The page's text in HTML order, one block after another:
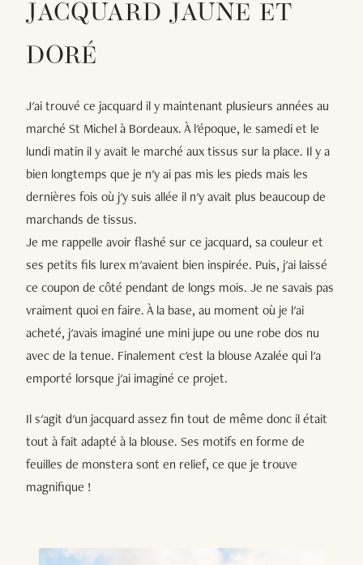
JACQUARD JAUNE ET
DORÉ
J'ai trouvé ce jacquard il y maintenant plusieurs années au
marché St Michel à Bordeaux. À l'époque, le samedi et le
lundi matin il y avait le marché aux tissus sur la place. Il y a
bien longtemps que je n'y ai pas mis les pieds mais les
dernières fois où j'y suis allée il n'y avait plus beaucoup de
marchands de tissus.
Je me rappelle avoir flashé sur ce jacquard, sa couleur et
ses petits fils lurex m'avaient bien inspirée. Puis, j'ai laissé
ce coupon de côté pendant de longs mois. Je ne savais pas
vraiment quoi en faire. À la base, au moment où je l'ai
acheté, j'avais imaginé une mini jupe ou une robe dos nu
avec de la tenue. Finalement c'est la blouse Azalée qui l'a
emporté lorsque j'ai imaginé ce projet.
Il s'agit d'un jacquard assez fin tout de même donc il était
tout à fait adapté à la blouse. Ses motifs en forme de
feuilles de monstera sont en relief, ce que je trouve
magnifique !